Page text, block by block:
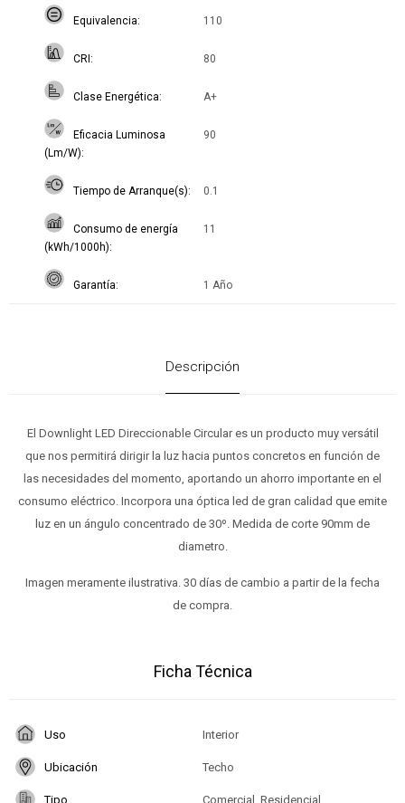
Equivalencia 110
CRI 80
Clase Energética A+
Eficacia Luminosa
(Lm/W)
90
Tiempo de Arranque(s) 0.1
Consumo de energía
(kWh/1000h)
11
Garantía 1 Año
Descripción
El Downlight LED Direccionable Circular es un producto muy versátil
que nos permitirá dirigir la luz hacia puntos concretos en función de
las necesidades del momento, aportando un ahorro importante en el
consumo eléctrico. Incorpora una óptica led de gran calidad que emite
luz en un ángulo concentrado de 30º. Medida de corte 90mm de
diametro.
Imagen meramente ilustrativa. 30 días de cambio a partir de la fecha
de compra.
Ficha Técnica
Uso Interior
Ubicación Techo
Tipo Comercial, Residencial